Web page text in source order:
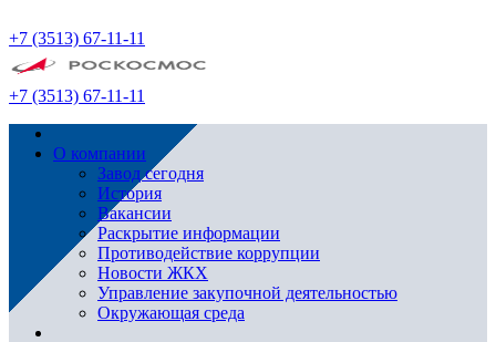
+7 (3513) 67-11-11
+7 (3513) 67-11-11
О компании
Завод сегодня
История
Вакансии
Раскрытие информации
Противодействие коррупции
Новости ЖКХ
Управление закупочной деятельностью
Окружающая среда